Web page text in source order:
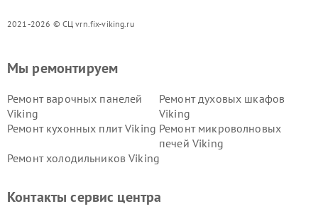
2021-2026 © СЦ vrn.fix-viking.ru
Мы ремонтируем
Ремонт варочных панелей
Viking
Ремонт духовых шкафов
Viking
Ремонт кухонных плит Viking Ремонт микроволновых
печей Viking
Ремонт холодильников Viking
Контакты сервис центра